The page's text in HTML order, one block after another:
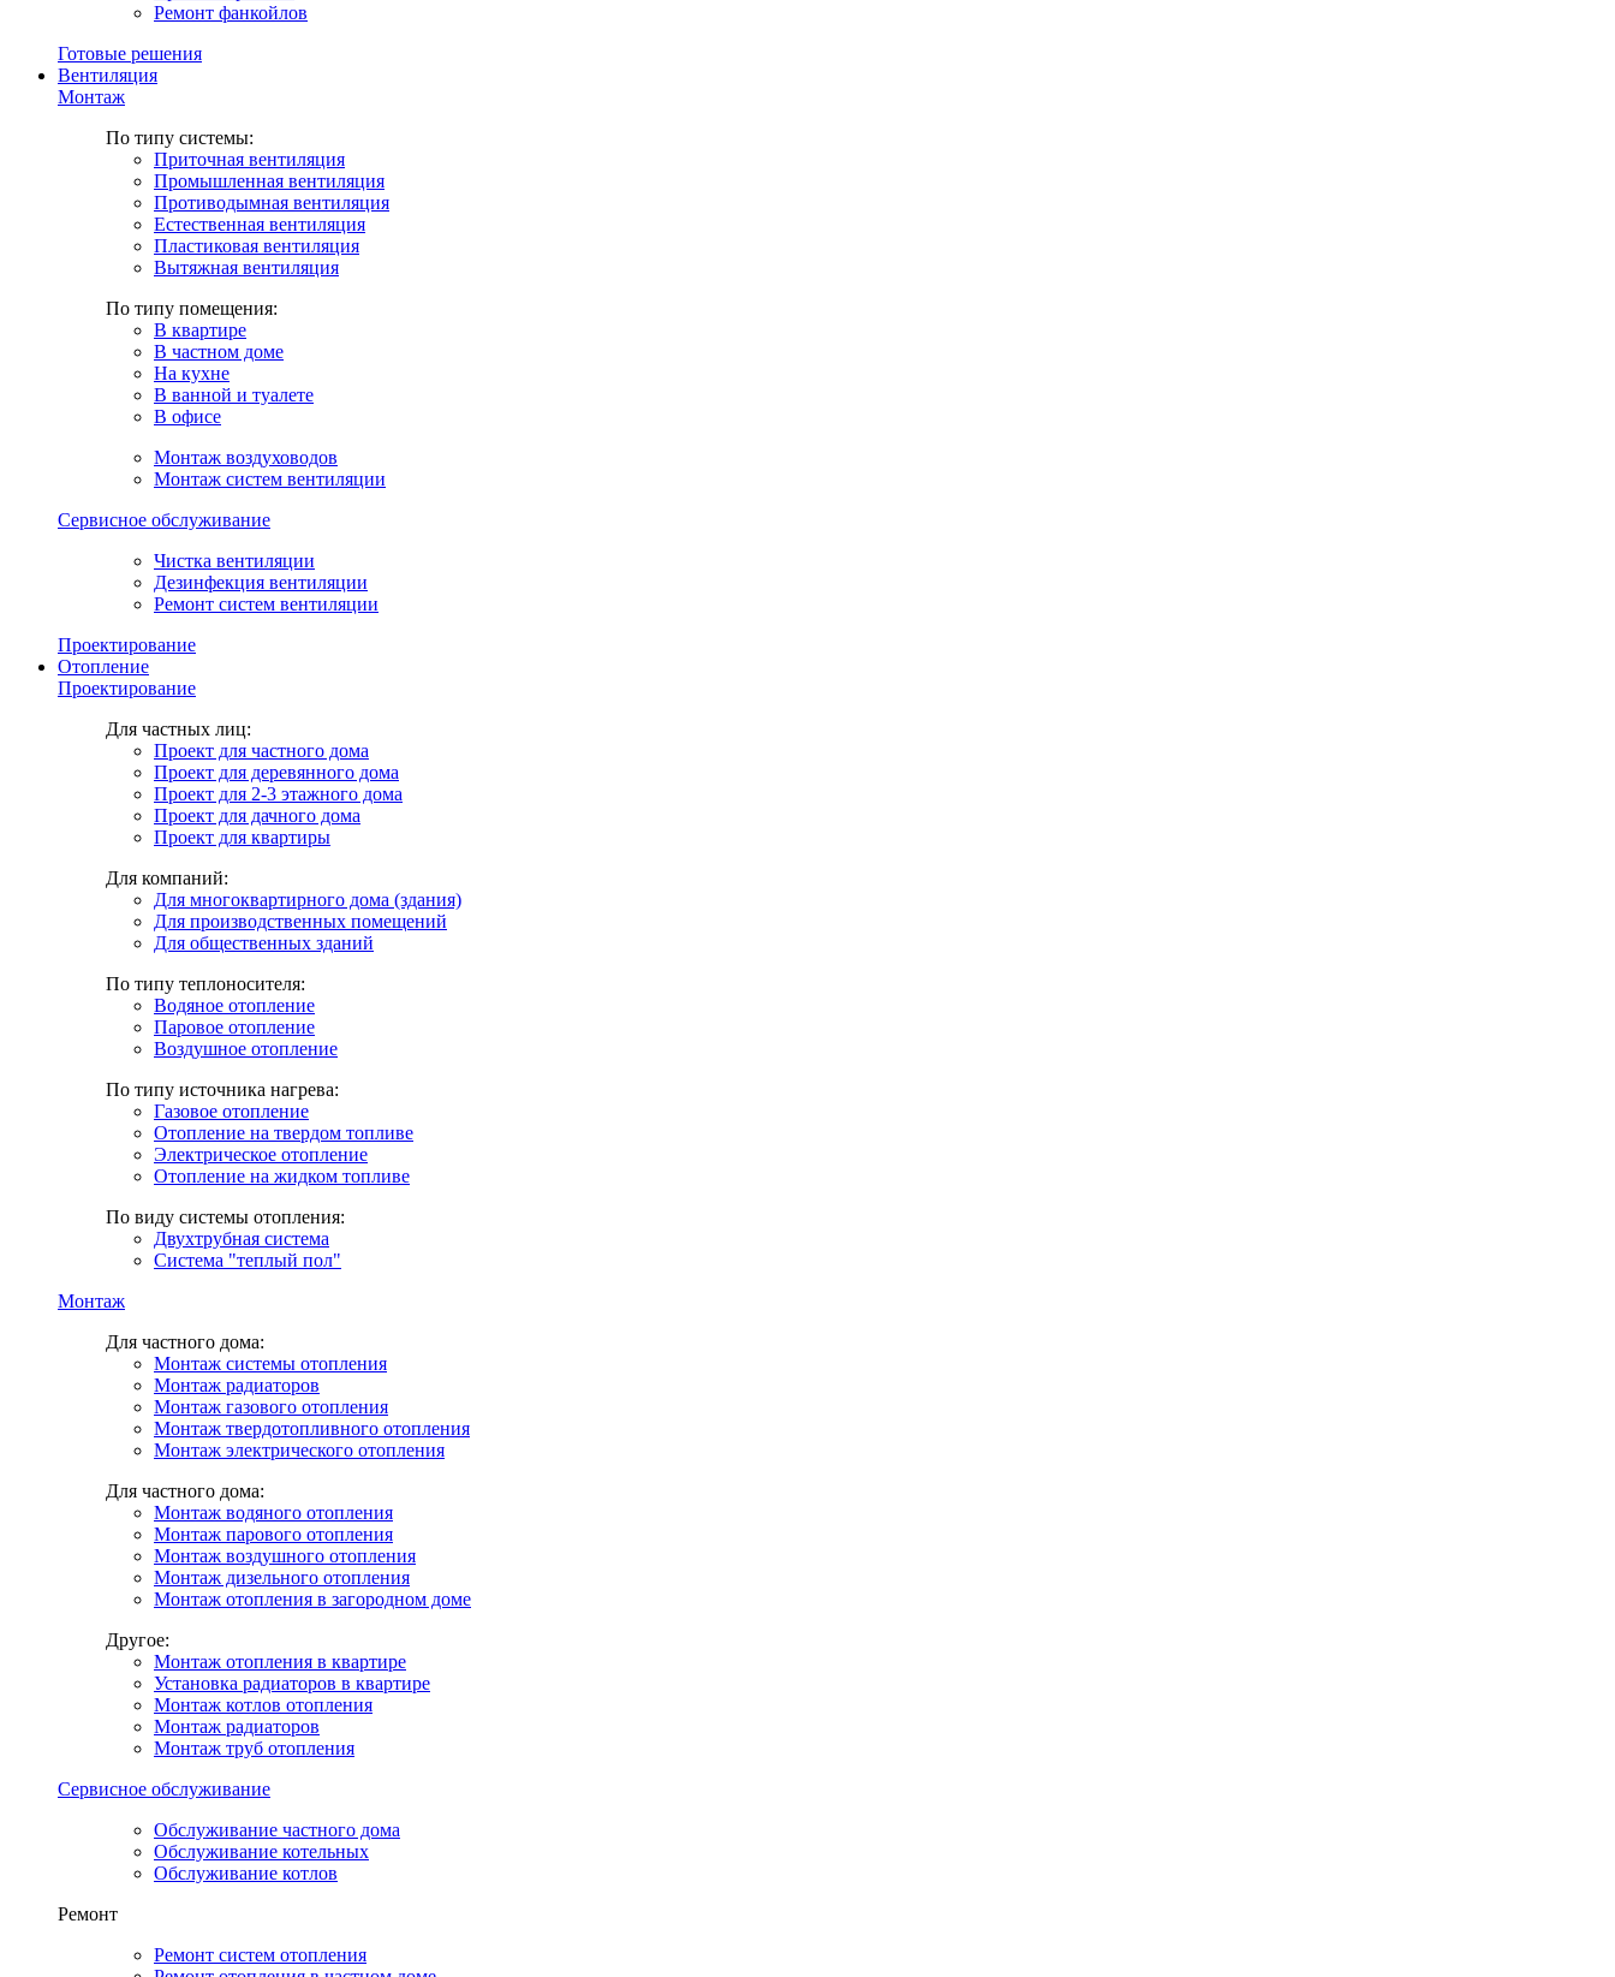
Ремонт фанкойлов
Готовые решения
Вентиляция
Монтаж
По типу системы:
Приточная вентиляция
Промышленная вентиляция
Противодымная вентиляция
Естественная вентиляция
Пластиковая вентиляция
Вытяжная вентиляция
По типу помещения:
В квартире
В частном доме
На кухне
В ванной и туалете
В офисе
Монтаж воздуховодов
Монтаж систем вентиляции
Сервисное обслуживание
Чистка вентиляции
Дезинфекция вентиляции
Ремонт систем вентиляции
Проектирование
Отопление
Проектирование
Для частных лиц:
Проект для частного дома
Проект для деревянного дома
Проект для 2-3 этажного дома
Проект для дачного дома
Проект для квартиры
Для компаний:
Для многоквартирного дома (здания)
Для производственных помещений
Для общественных зданий
По типу теплоносителя:
Водяное отопление
Паровое отопление
Воздушное отопление
По типу источника нагрева:
Газовое отопление
Отопление на твердом топливе
Электрическое отопление
Отопление на жидком топливе
По виду системы отопления:
Двухтрубная система
Система "теплый пол"
Монтаж
Для частного дома:
Монтаж системы отопления
Монтаж радиаторов
Монтаж газового отопления
Монтаж твердотопливного отопления
Монтаж электрического отопления
Для частного дома:
Монтаж водяного отопления
Монтаж парового отопления
Монтаж воздушного отопления
Монтаж дизельного отопления
Монтаж отопления в загородном доме
Другое:
Монтаж отопления в квартире
Установка радиаторов в квартире
Монтаж котлов отопления
Монтаж радиаторов
Монтаж труб отопления
Сервисное обслуживание
Обслуживание частного дома
Обслуживание котельных
Обслуживание котлов
Ремонт
Ремонт систем отопления